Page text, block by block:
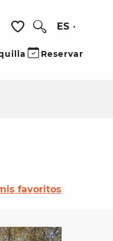
Voir les favoris
ES
Reservar
favoritos